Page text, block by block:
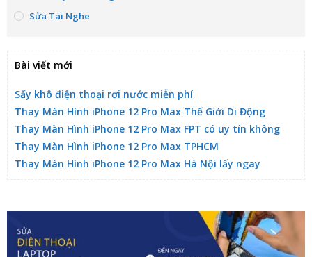
Sửa Tai Nghe
Bài viết mới
Sấy khô điện thoại rơi nước miễn phí
Thay Màn Hình iPhone 12 Pro Max Thế Giới Di Động
Thay Màn Hình iPhone 12 Pro Max FPT có uy tín không
Thay Màn Hình iPhone 12 Pro Max TPHCM
Thay Màn Hình iPhone 12 Pro Max Hà Nội lấy ngay